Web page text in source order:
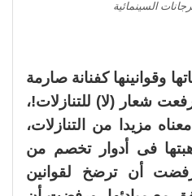
السينمائية
وقوانينها كفنانة صارمة
شعار (لا) للتنازلات!،
مزيدا من التنازلات،
فى أدوار تخصم من
ورفضت أن ترضخ لقوانين